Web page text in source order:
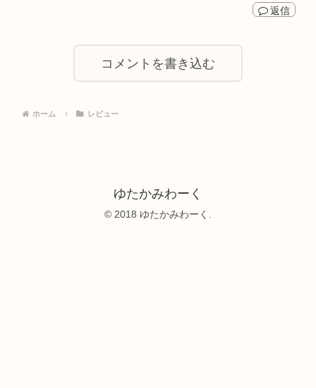
返信
コメントを書き込む
ホーム レビュー
ゆたかみわーく
© 2018 ゆたかみわーく.